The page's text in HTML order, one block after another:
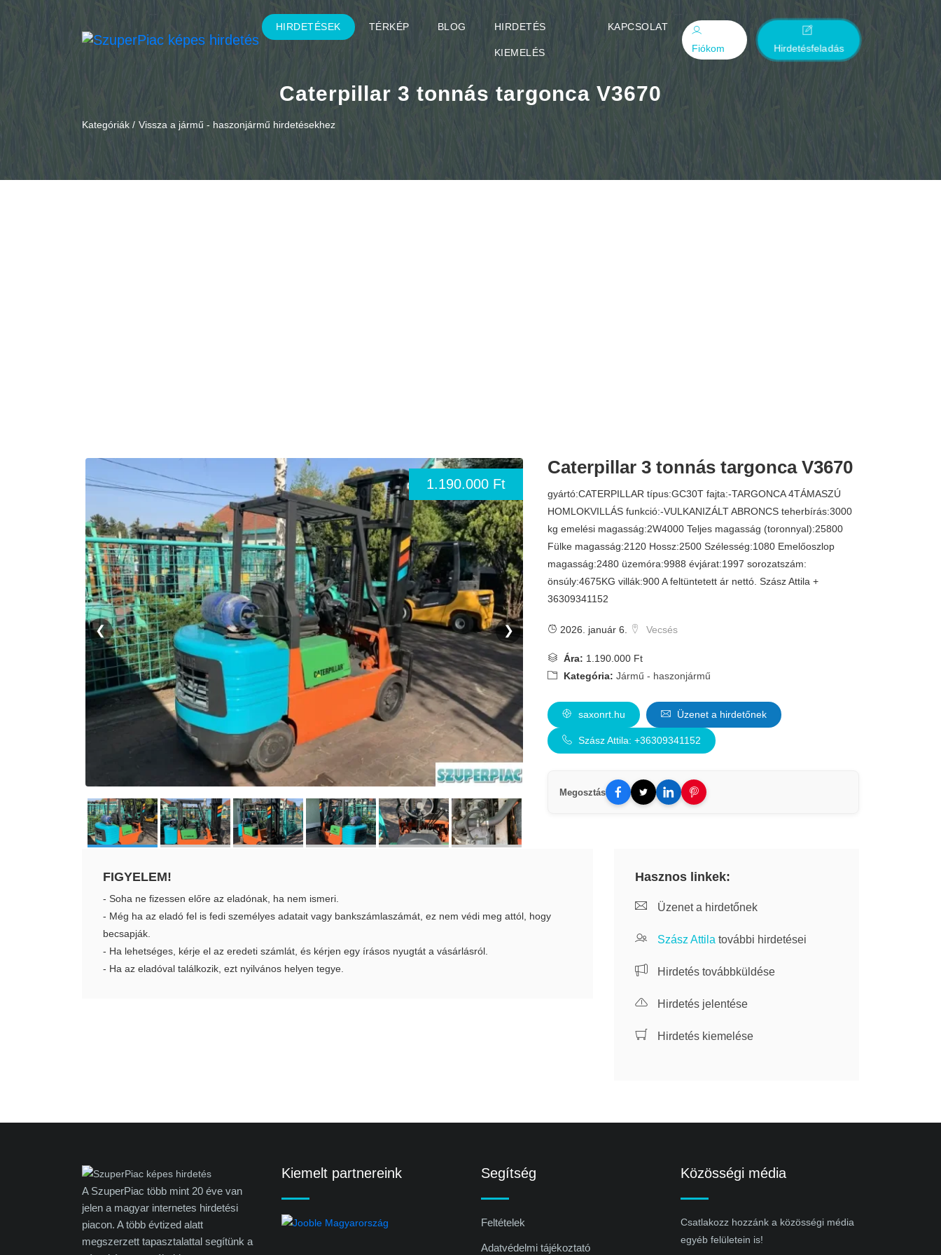
HIRDETÉSEK TÉRKÉP BLOG HIRDETÉS
KIEMELÉS
KAPCSOLAT
Fiókom
Hirdetésfeladás
Caterpillar 3 tonnás targonca V3670
Kategóriák / Vissza a jármű - haszonjármű hirdetésekhez
1.190.000 Ft
❮ ❯
Caterpillar 3 tonnás targonca V3670
gyártó:CATERPILLAR típus:GC30T fajta:-TARGONCA 4TÁMASZÚ
HOMLOKVILLÁS funkció:-VULKANIZÁLT ABRONCS teherbírás:3000
kg emelési magasság:2W4000 Teljes magasság (toronnyal):25800
Fülke magasság:2120 Hossz:2500 Szélesség:1080 Emelőoszlop
magasság:2480 üzemóra:9988 évjárat:1997 sorozatszám:
önsúly:4675KG villák:900 A feltüntetett ár nettó. Szász Attila +
36309341152
2026. január 6. Vecsés
Ára: 1.190.000 Ft
Kategória: Jármű - haszonjármű
saxonrt.hu Üzenet a hirdetőnek
Szász Attila: +36309341152
Megosztás
FIGYELEM!
- Soha ne fizessen előre az eladónak, ha nem ismeri.
- Még ha az eladó fel is fedi személyes adatait vagy bankszámlaszámát, ez nem védi meg attól, hogy
becsapják.
- Ha lehetséges, kérje el az eredeti számlát, és kérjen egy írásos nyugtát a vásárlásról.
- Ha az eladóval találkozik, ezt nyilvános helyen tegye.
Hasznos linkek:
Üzenet a hirdetőnek
Szász Attila további hirdetései
Hirdetés továbbküldése
Hirdetés jelentése
Hirdetés kiemelése
A SzuperPiac több mint 20 éve van
jelen a magyar internetes hirdetési
piacon. A több évtized alatt
megszerzett tapasztalattal segítünk a
Kiemelt partnereink Segítség
Feltételek
Adatvédelmi tájékoztató
Közösségi média
Csatlakozz hozzánk a közösségi média
egyéb felületein is!